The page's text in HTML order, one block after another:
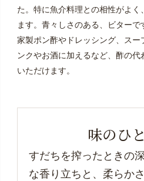
た。特に魚介料理との相性がよ
ます。青々しさのある、ビター
家製ポン酢やドレッシング、スー
ンクやお酒に加えるなど、酢の
いただけます。
味のひ
すだちを搾ったときの
な香り立ちと、柔らか